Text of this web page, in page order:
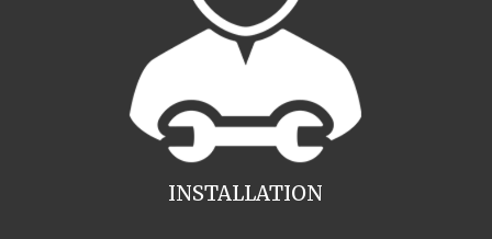
INSTALLATION